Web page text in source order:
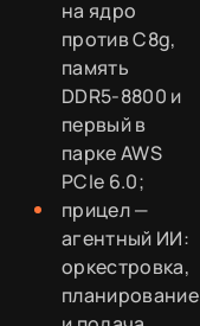
на ядро
против C8g,
память
DDR5-8800 и
первый в
парке AWS
PCIe 6.0;
прицел —
агентный ИИ:
оркестровка,
планирование